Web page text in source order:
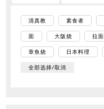
清真教 素食者
面 大阪烧 拉面
章鱼烧 日本料理
全部选择/取消